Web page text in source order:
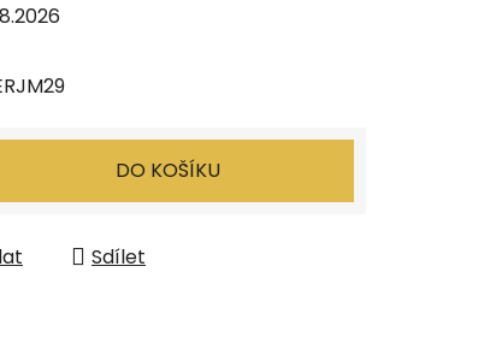
DO KOŠÍKU
Sdílet